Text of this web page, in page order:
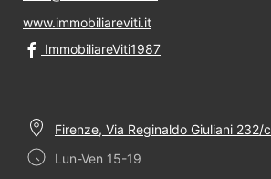
www.immobiliareviti.it
ImmobiliareViti1987
Firenze, Via Reginaldo Giuliani 232/
Lun-Ven 15-19